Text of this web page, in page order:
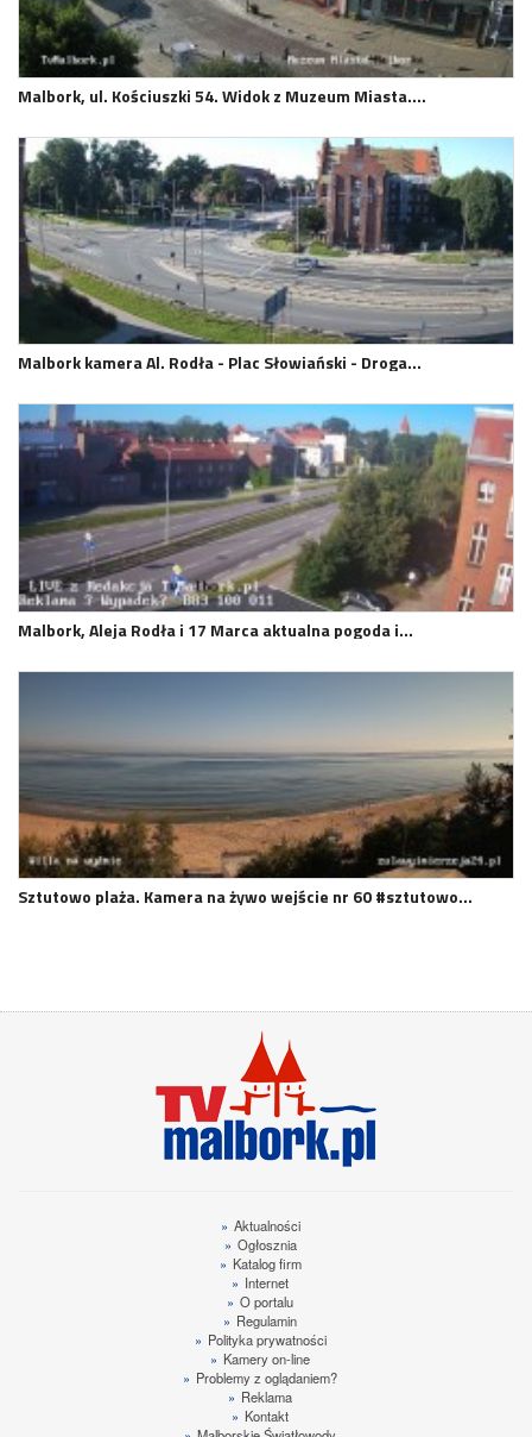
Malbork, ul. Kościuszki 54. Widok z Muzeum Miasta.…
Malbork kamera Al. Rodła - Plac Słowiański - Droga…
Malbork, Aleja Rodła i 17 Marca aktualna pogoda i…
Sztutowo plaża. Kamera na żywo wejście nr 60 #sztutowo…
» Aktualności
» Ogłosznia
» Katalog firm
» Internet
» O portalu
» Regulamin
» Polityka prywatności
» Kamery on-line
» Problemy z oglądaniem?
» Reklama
» Kontakt